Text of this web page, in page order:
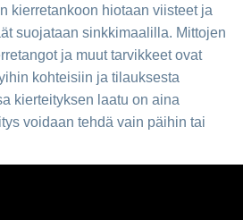
kierretankoon hiotaan viisteet ja
suojataan sinkkimaalilla. Mittojen
ja muut tarvikkeet ovat
kohteisiin ja tilauksesta
kierteityksen laatu on aina
voidaan tehdä vain päihin tai